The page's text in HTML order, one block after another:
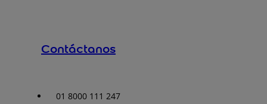
Contáctanos
01 8000 111 247